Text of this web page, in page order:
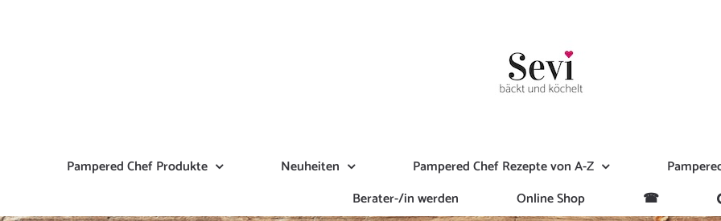
Pampered Chef Produkte Neuheiten Pampered Chef Rezepte von A-Z
Berater-/in werden
Online Shop ☎